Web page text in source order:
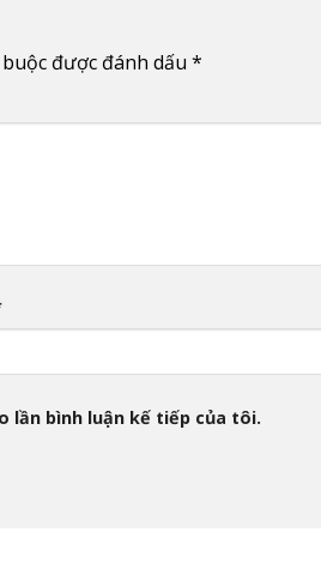
được đánh dấu *
lần bình luận kế tiếp của tôi.